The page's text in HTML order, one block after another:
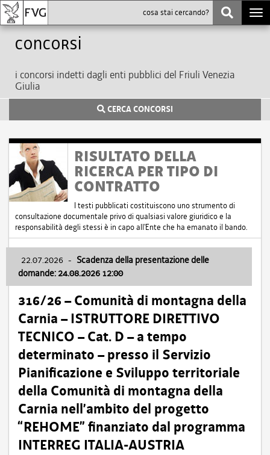
Concorsi
i concorsi indetti dagli enti pubblici del Friuli Venezia
Giulia
CERCA CONCORSI
RISULTATO DELLA
RICERCA PER TIPO DI
CONTRATTO
I testi pubblicati costituiscono uno strumento di
consultazione documentale privo di qualsiasi valore giuridico e la
responsabilità degli stessi è in capo all'Ente che ha emanato il bando.
22.07.2026 - Scadenza della presentazione delle
domande: 24.08.2026 12:00
316/26 – Comunità di montagna della
Carnia – ISTRUTTORE DIRETTIVO
TECNICO – Cat. D – a tempo
determinato – presso il Servizio
Pianificazione e Sviluppo territoriale
della Comunità di montagna della
Carnia nell’ambito del progetto
“REHOME” finanziato dal programma
INTERREG ITALIA-AUSTRIA